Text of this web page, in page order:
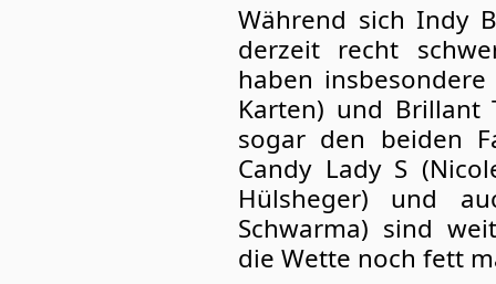
Während sich Indy
derzeit recht
haben
Karten) und Brillant
sogar den beiden
Candy Lady S
Hülsheger) und
Schwarma) sind
die Wette noch fett